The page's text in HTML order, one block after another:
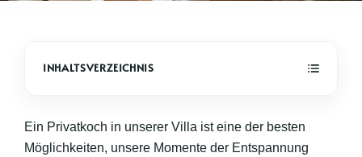
Ein Privatkoch in unserer Villa ist eine der besten
Möglichkeiten, unsere Momente der Entspannung